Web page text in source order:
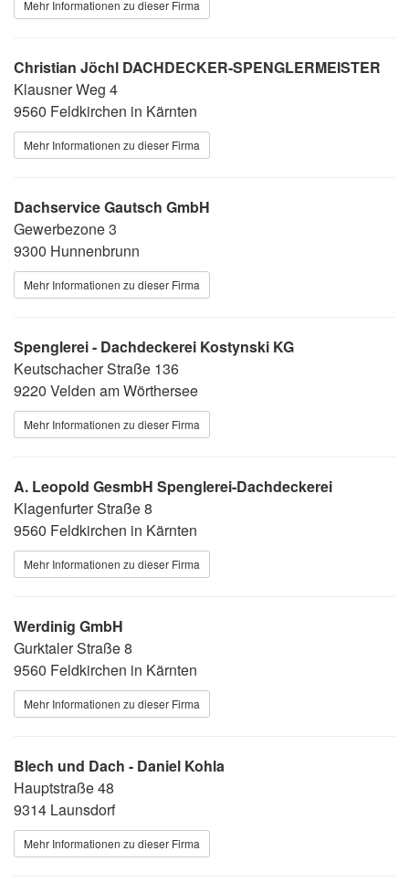
Mehr Informationen zu dieser Firma
Christian Jöchl DACHDECKER-SPENGLERMEISTER
Klausner Weg 4
9560 Feldkirchen in Kärnten
Mehr Informationen zu dieser Firma
Dachservice Gautsch GmbH
Gewerbezone 3
9300 Hunnenbrunn
Mehr Informationen zu dieser Firma
Spenglerei - Dachdeckerei Kostynski KG
Keutschacher Straße 136
9220 Velden am Wörthersee
Mehr Informationen zu dieser Firma
A. Leopold GesmbH Spenglerei-Dachdeckerei
Klagenfurter Straße 8
9560 Feldkirchen in Kärnten
Mehr Informationen zu dieser Firma
Werdinig GmbH
Gurktaler Straße 8
9560 Feldkirchen in Kärnten
Mehr Informationen zu dieser Firma
Blech und Dach - Daniel Kohla
Hauptstraße 48
9314 Launsdorf
Mehr Informationen zu dieser Firma